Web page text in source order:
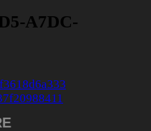
A7DC-